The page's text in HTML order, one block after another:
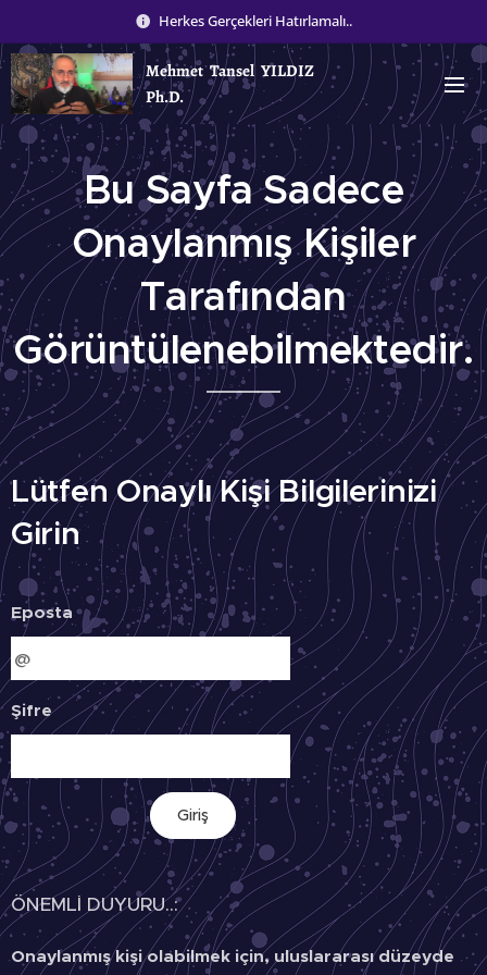
Herkes Gerçekleri Hatırlamalı..
Mehmet Tansel YILDIZ
Ph.D.
Bu Sayfa Sadece
Onaylanmış Kişiler
Tarafından
Görüntülenebilmektedir.
Lütfen Onaylı Kişi Bilgilerinizi
Girin
Eposta
Şifre
Giriş
ÖNEMLİ DUYURU..:
Onaylanmış kişi olabilmek için, uluslararası düzeyde